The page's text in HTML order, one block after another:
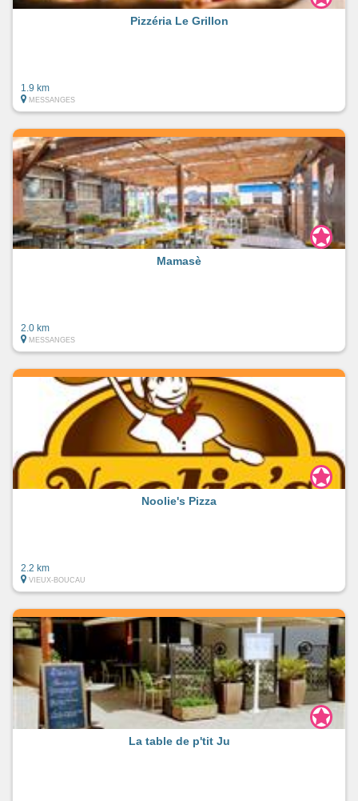
Pizzéria Le Grillon
1.9 km
MESSANGES
Mamasè
2.0 km
MESSANGES
Noolie's Pizza
2.2 km
VIEUX-BOUCAU
La table de p'tit Ju